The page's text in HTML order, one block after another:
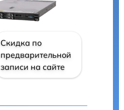
Скидка по
предварительной
записи на сайте